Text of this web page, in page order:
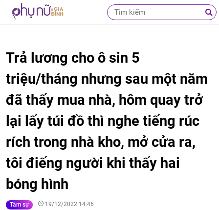
Trả lương cho ô sin 5
triệu/tháng nhưng sau một năm
đã thấy mua nhà, hôm quay trở
lại lấy túi đồ thì nghe tiếng rúc
rích trong nhà kho, mở cửa ra,
tôi điếng người khi thấy hai
bóng hình
Tâm sự 19/12/2022 14:46